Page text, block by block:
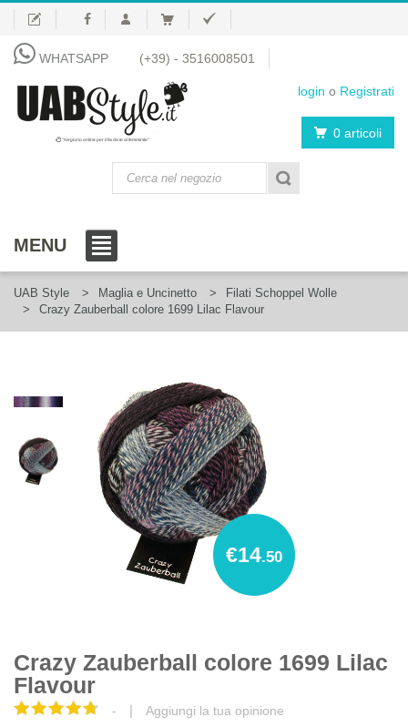
WHATSAPP (+39) - 3516008501
login o Registrati
"Negozio online per il fai da te al femminile" 0 articoli
MENU
UAB Style Maglia e Uncinetto
Filati Schoppel Wolle
Crazy Zauberball colore 1699 Lilac Flavour
€14.50
Crazy Zauberball colore 1699 Lilac
Flavour
- | Aggiungi la tua opinione